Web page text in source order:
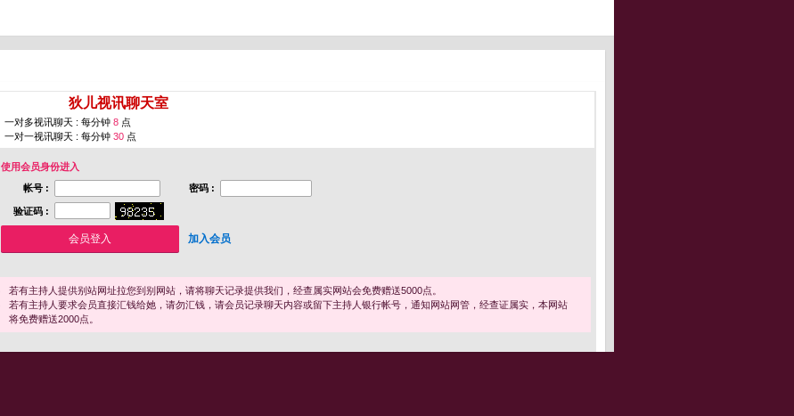
狄儿视讯聊天室
一对多视讯聊天 : 每分钟 8 点
一对一视讯聊天 : 每分钟 30 点
使用会员身份进入
帐号 :
密码 :
验证码 :
加入会员
若有主持人提供别站网址拉您到别网站，请将聊天记录提供我们，经查属实网站会免费赠送5000点。
若有主持人要求会员直接汇钱给她，请勿汇钱，请会员记录聊天内容或留下主持人银行帐号，通知网站网管，经查证属实，本网站
将免费赠送2000点。